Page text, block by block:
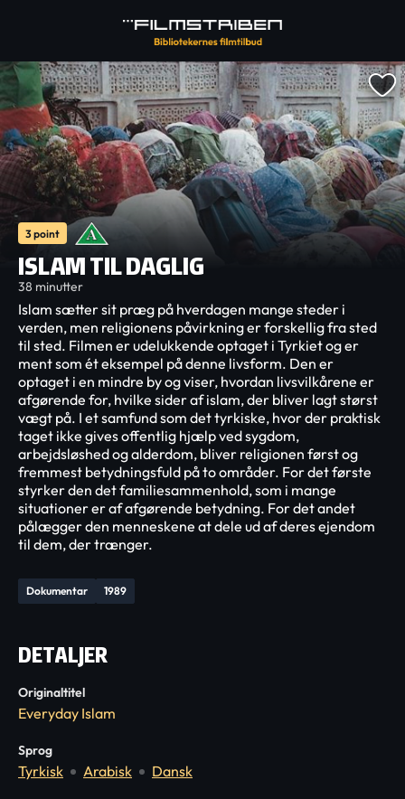
3 point
ISLAM TIL DAGLIG
38 minutter
Dokumentar 1989
Islam sætter sit præg på hverdagen mange steder i
verden, men religionens påvirkning er forskellig fra sted
til sted. Filmen er udelukkende optaget i Tyrkiet og er
ment som ét eksempel på denne livsform. Den er
optaget i en mindre by og viser, hvordan livsvilkårene er
afgørende for, hvilke sider af islam, der bliver lagt størst
vægt på. I et samfund som det tyrkiske, hvor der praktisk
taget ikke gives offentlig hjælp ved sygdom,
arbejdsløshed og alderdom, bliver religionen først og
fremmest betydningsfuld på to områder. For det første
styrker den det familiesammenhold, som i mange
situationer er af afgørende betydning. For det andet
pålægger den menneskene at dele ud af deres ejendom
til dem, der trænger.
DETALJER
Originaltitel
Everyday Islam
Sprog
Tyrkisk Arabisk Dansk